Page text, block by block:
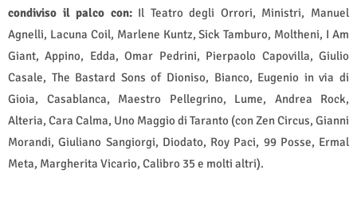
condiviso il palco con:Il Teatro degli Orrori, Ministri, Manuel
Agnelli, Lacuna Coil, Marlene Kuntz, Sick Tamburo, Moltheni, I Am
Giant, Appino, Edda, Omar Pedrini, Pierpaolo Capovilla, Giulio
Casale, The Bastard Sons of Dioniso, Bianco, Eugenio in via di
Gioia, Casablanca, Maestro Pellegrino, Lume, Andrea Rock,
Alteria, Cara Calma, Uno Maggio di Taranto (con Zen Circus, Gianni
Morandi, Giuliano Sangiorgi, Diodato, Roy Paci, 99 Posse, Ermal
Meta, Margherita Vicario, Calibro 35 e molti altri).